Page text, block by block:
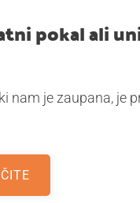
pokal ali
nam je zaupana, je